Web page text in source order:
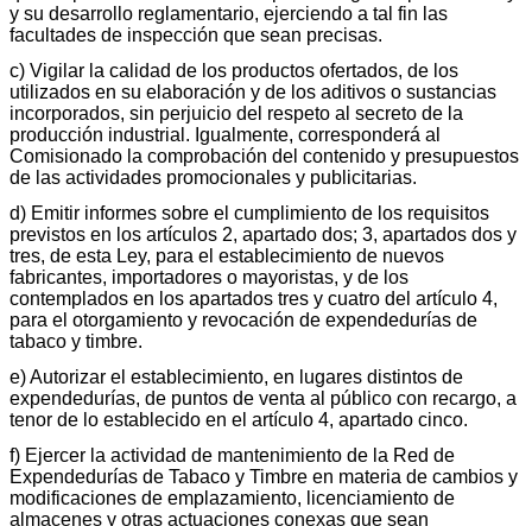
y su desarrollo reglamentario, ejerciendo a tal fin las
facultades de inspección que sean precisas.
c) Vigilar la calidad de los productos ofertados, de los
utilizados en su elaboración y de los aditivos o sustancias
incorporados, sin perjuicio del respeto al secreto de la
producción industrial. Igualmente, corresponderá al
Comisionado la comprobación del contenido y presupuestos
de las actividades promocionales y publicitarias.
d) Emitir informes sobre el cumplimiento de los requisitos
previstos en los artículos 2, apartado dos; 3, apartados dos y
tres, de esta Ley, para el establecimiento de nuevos
fabricantes, importadores o mayoristas, y de los
contemplados en los apartados tres y cuatro del artículo 4,
para el otorgamiento y revocación de expendedurías de
tabaco y timbre.
e) Autorizar el establecimiento, en lugares distintos de
expendedurías, de puntos de venta al público con recargo, a
tenor de lo establecido en el artículo 4, apartado cinco.
f) Ejercer la actividad de mantenimiento de la Red de
Expendedurías de Tabaco y Timbre en materia de cambios y
modificaciones de emplazamiento, licenciamiento de
almacenes y otras actuaciones conexas que sean